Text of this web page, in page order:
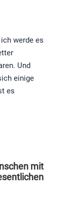
werde es
Und
einige
es
mit